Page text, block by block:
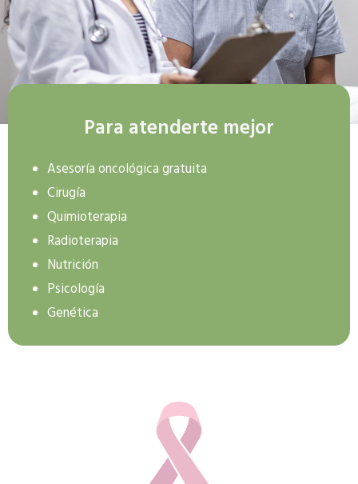
Para atenderte mejor
Asesoría oncológica gratuita
Cirugía
Quimioterapia
Radioterapia
Nutrición
Psicología
Genética